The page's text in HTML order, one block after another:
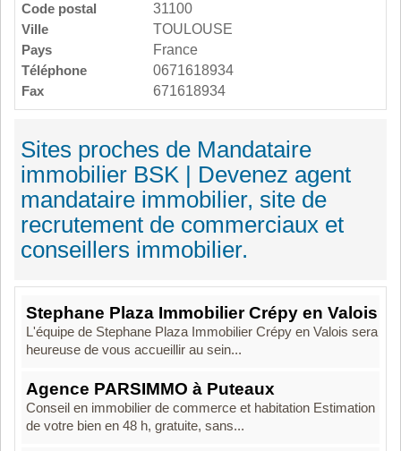
Code postal
31100
Ville
TOULOUSE
Pays
France
Téléphone
0671618934
Fax
671618934
Sites proches de Mandataire
immobilier BSK | Devenez agent
mandataire immobilier, site de
recrutement de commerciaux et
conseillers immobilier.
Stephane Plaza Immobilier Crépy en Valois
L'équipe de Stephane Plaza Immobilier Crépy en Valois sera
heureuse de vous accueillir au sein...
Agence PARSIMMO à Puteaux
Conseil en immobilier de commerce et habitation Estimation
de votre bien en 48 h, gratuite, sans...